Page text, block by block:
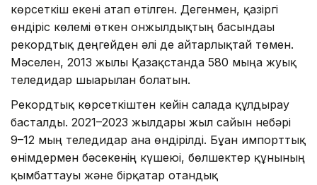
көрсеткіш екені атап өтілген. Дегенмен, қазіргі
өндіріс көлемі өткен онжылдықтың басындағы
рекордтық деңгейден әлі де айтарлықтай төмен.
Мәселен, 2013 жылы Қазақстанда 580 мыңға жуық
теледидар шығарылған болатын.
Рекордтық көрсеткіштен кейін салада құлдырау
басталды. 2021–2023 жылдары жыл сайын небәрі
9–12 мың теледидар ғана өндірілді. Бұған импорттық
өнімдермен бәсекенің күшеюі, бөлшектер құнының
қымбаттауы және бірқатар отандық